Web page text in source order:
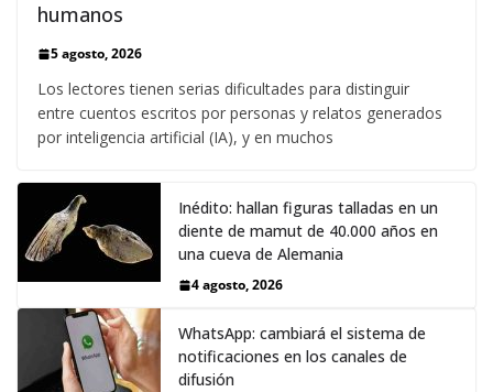
humanos
5 agosto, 2026
Los lectores tienen serias dificultades para distinguir
entre cuentos escritos por personas y relatos generados
por inteligencia artificial (IA), y en muchos
Inédito: hallan figuras talladas en un
diente de mamut de 40.000 años en
una cueva de Alemania
4 agosto, 2026
WhatsApp: cambiará el sistema de
notificaciones en los canales de
difusión